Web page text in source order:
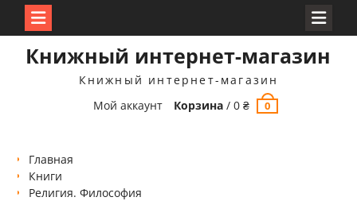
Книжный интернет-магазин
Книжный интернет-магазин
Мой аккаунт
Корзина /0₴ 0
Главная
Книги
Религия. Философия